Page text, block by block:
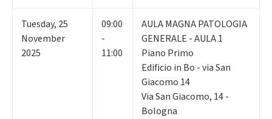
Tuesday, 25
November
2025
09:00
-
11:00
AULA MAGNA PATOLOGIA
GENERALE - AULA 1
Piano Primo
Edificio in Bo - via San
Giacomo 14
Via San Giacomo, 14 -
Bologna